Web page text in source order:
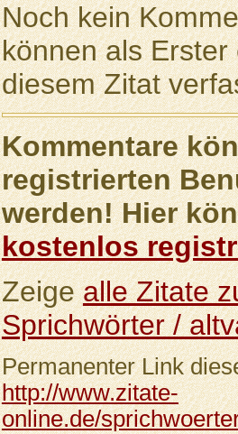
Noch kein
können als
diesem Zitat
Kommentare
registrierten
werden! Hier
kostenlos
Zeigealle Zitate
Sprichwörter /
Permanenter Link
http://www.zitate-
online.de/